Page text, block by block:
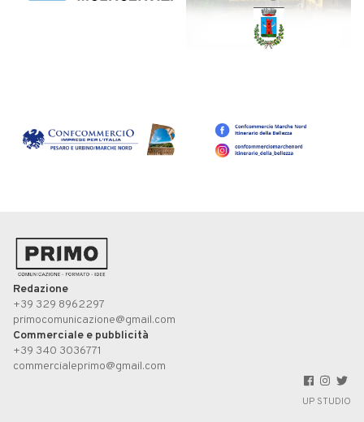
Redazione
+39 329 8962297
primocomunicazione@gmail.com
Commerciale e pubblicità
+39 340 3036771
commercialeprimo@gmail.com
UP STUDIO